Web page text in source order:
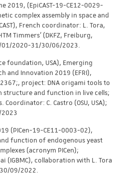
2019, (EpiCAST-19-CE12-0029-
complex assembly in space and
French coordinator: L. Tora,
Timmers' (DKFZ, Freiburg,
01/2020-31/30/06/2023.
foundation, USA), Emerging
and Innovation 2019 (EFRI),
project: DNA origami tools to
structure and function in live cells;
C. Castro (OSU, USA);
(PICen-19-CE11-0003-02),
function of endogenous yeast
(acronym PICen);
(IGBMC), collaboration with L. Tora
09/2022.